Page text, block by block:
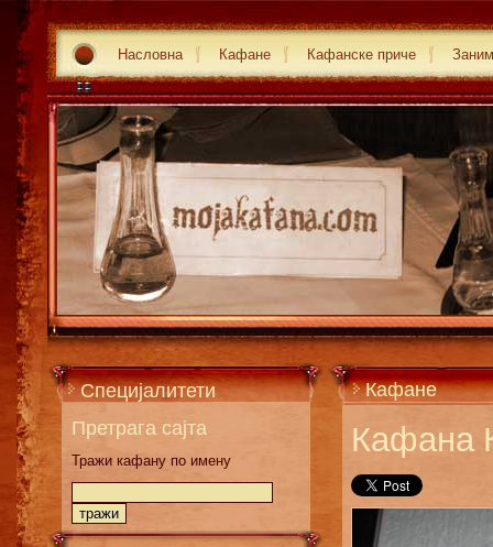
Насловна Кафане Кафанске приче
Специјалитети
Претрага сајта
Тражи кафану по имену
Кафане
Кафана